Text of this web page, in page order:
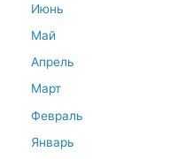
Июнь
Май
Апрель
Март
Февраль
Январь